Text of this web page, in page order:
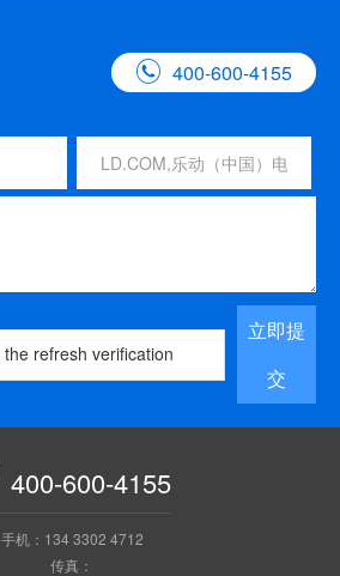
 400-600-4155
立即提
交
400-600-4155
手机：134 3302 4712
传真：